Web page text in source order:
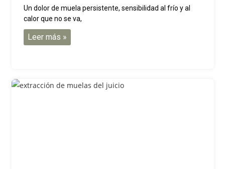
Un dolor de muela persistente, sensibilidad al frío y al
calor que no se va,
Leer más »